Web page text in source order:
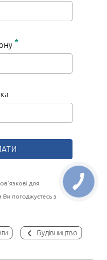
Будівництво
*
для
Ви погоджуєтесь з